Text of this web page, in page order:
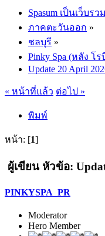
Spasum เป็นเว็บ
ภาคตะวันออก »
ชลบุรี »
Pinky Spa (หลัง โ
Update 20 April
« หน้าที่แล้ว ต่อไป »
พิมพ์
หน้า: [1]
ผู้เขียน หัวข้อ:
PINKYSPA_PR
Moderator
Hero Member